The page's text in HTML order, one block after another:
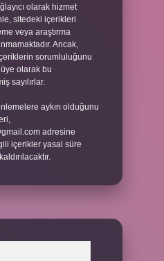
olarak hizmet
sitedeki içerikleri
veya araştırma
Ancak,
sorumluluğunu
olarak bu
sayılırlar.
aykırı olduğunu
adresine
içerikler yasal süre